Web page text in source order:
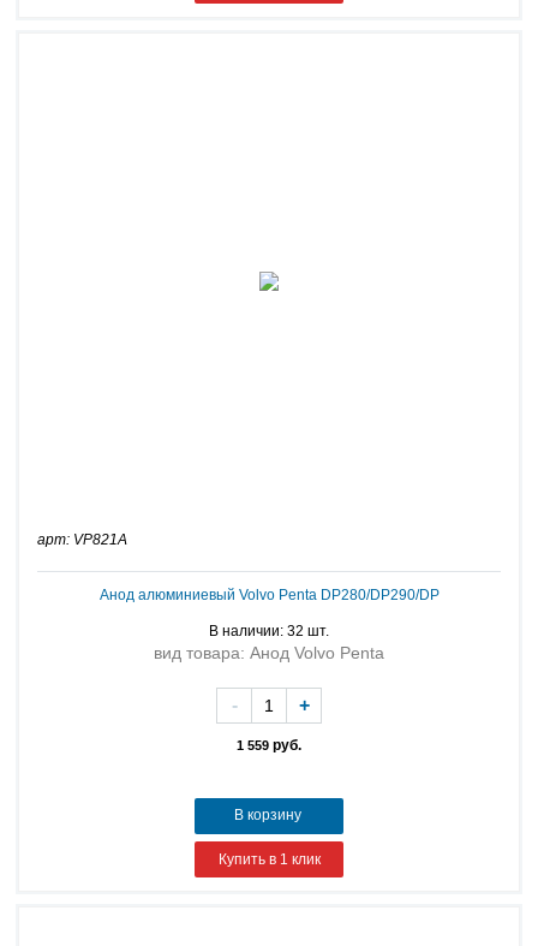
арт: VP821A
Анод алюминиевый Volvo Penta DP280/DP290/DP
В наличии: 32 шт.
вид товара: Анод Volvo Penta
1 559 руб.
- +
В корзину
Купить в 1 клик